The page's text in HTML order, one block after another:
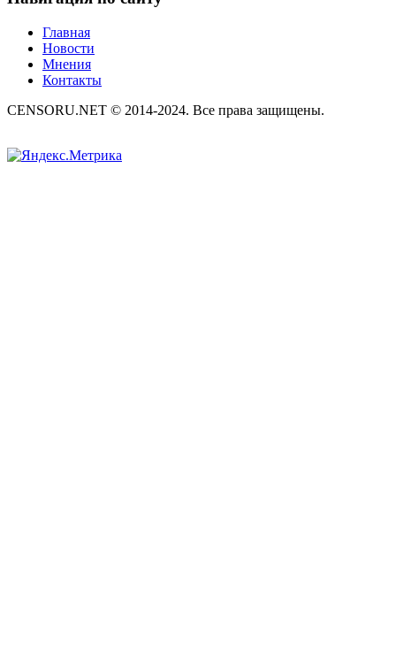
Главная
Новости
Мнения
Контакты
CENSORU.NET © 2014-2024. Все права защищены.